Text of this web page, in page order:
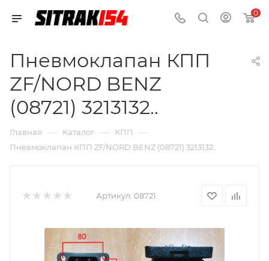
0
Пневмоклапан КПП
ZF/NORD BENZ
(08721) 3213132..
Главная — Каталог — КПП —
Пневмоклапан КПП ZF/NORD BENZ (08721) 3213132..
Артикул: 08721